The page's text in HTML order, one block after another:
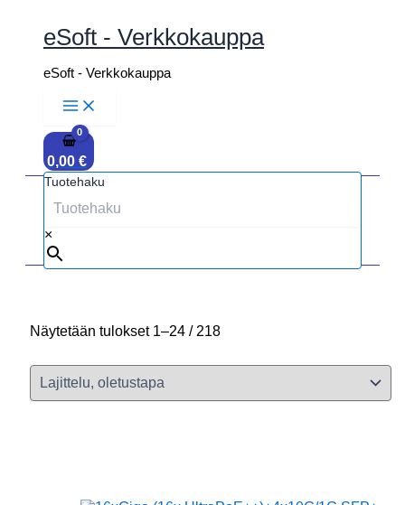
sisältööneSoft - Verkkokauppa
eSoft - Verkkokauppa
0,00 €
Tuotehaku
×
Näytetään tulokset 1–24 / 218